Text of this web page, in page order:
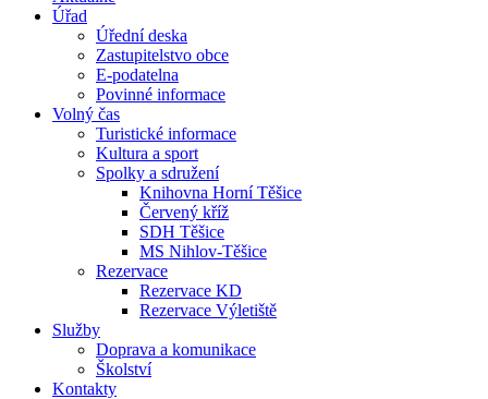
Úřad
Úřední deska
Zastupitelstvo obce
E-podatelna
Povinné informace
Volný čas
Turistické informace
Kultura a sport
Spolky a sdružení
Knihovna Horní Těšice
Červený kříž
SDH Těšice
MS Nihlov-Těšice
Rezervace
Rezervace KD
Rezervace Výletiště
Služby
Doprava a komunikace
Školství
Kontakty